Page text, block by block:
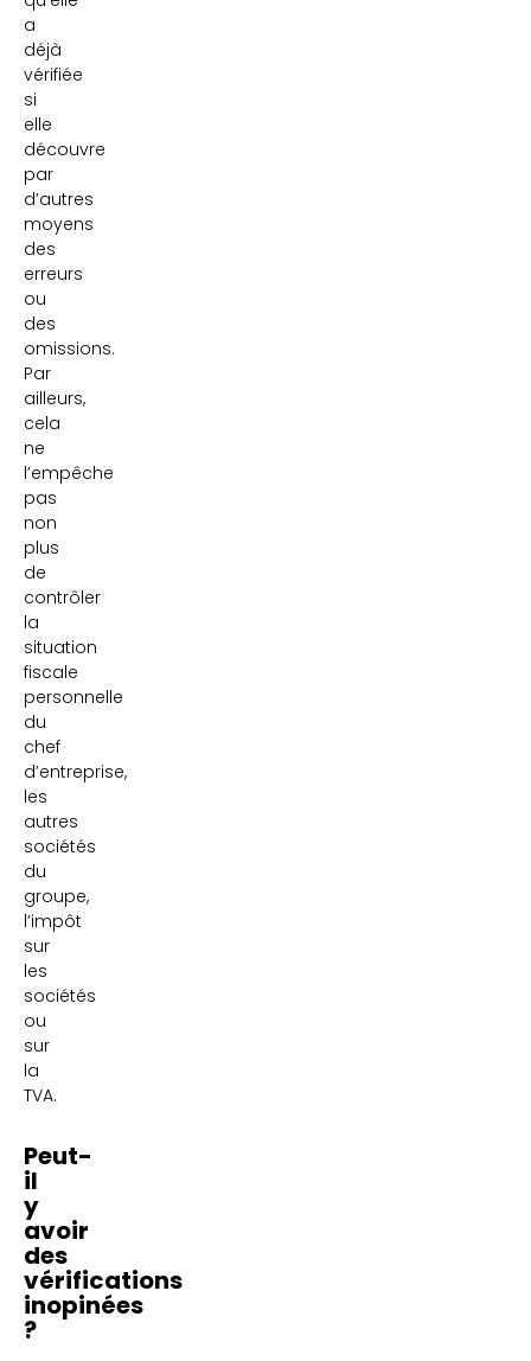
a
déjà
vérifiée
si
elle
découvre
par
d’autres
moyens
des
erreurs
ou
des
omissions.
Par
ailleurs,
cela
ne
l’empêche
pas
non
plus
de
contrôler
la
situation
fiscale
personnelle
du
chef
d’entreprise,
les
autres
sociétés
du
groupe,
l’impôt
sur
les
sociétés
ou
sur
la
TVA.
Peut-
il
y
avoir
des
vérifications
inopinées
?